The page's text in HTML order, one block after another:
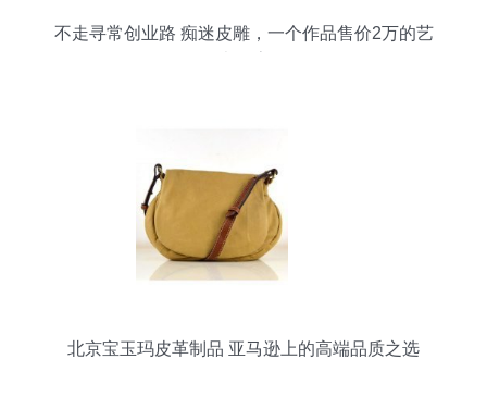
不走寻常创业路 痴迷皮雕，一个作品售价2万的艺
北京宝玉玛皮革制品 亚马逊上的高端品质之选